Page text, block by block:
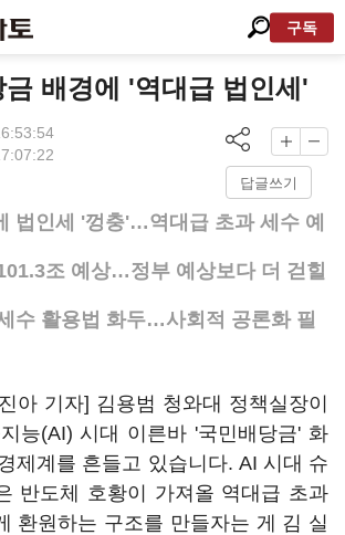
구독
배경에 '역대급 법인세'
답글쓰기
법인세 '껑충'…역대급 초과 세수 예
조 예상…정부 예상보다 더 걷힐
수 활용법 화두…사회적 공론화 필
아 기자] 김용범 청와대 정책실장이
능(AI) 시대 이른바 '국민배당금' 화
제계를 흔들고 있습니다. AI 시대 슈
반도체 호황이 가져올 역대급 초과
환원하는 구조를 만들자는 게 김 실